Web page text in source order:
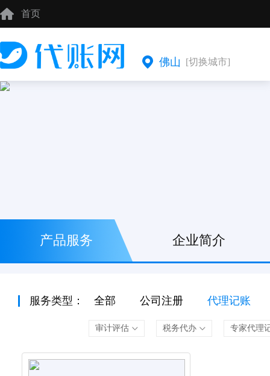
首页
佛山 [切换城市]
产品服务 企业简介
服务类型： 全部 公司注册 代理记账
审计评估 税务代办 专家代理